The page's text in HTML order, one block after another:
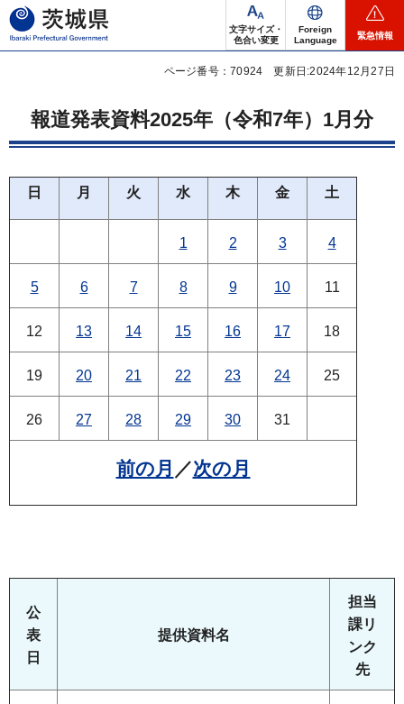
茨城県
文字サイズ・
色合い変更
Foreign
Language
緊急情報
ページ番号：70924 更新日:2024年12月27日
報道発表資料2025年（令和7年）1月分
日 月 火 水 木 金 土
1 2 3 4
5 6 7 8 9 10 11
12 13 14 15 16 17 18
19 20 21 22 23 24 25
26 27 28 29 30 31
前の月 ／次の月
公
表
日
提供資料名
担当
課リ
ンク
先